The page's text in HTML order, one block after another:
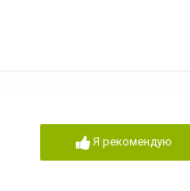
Я рекомендую